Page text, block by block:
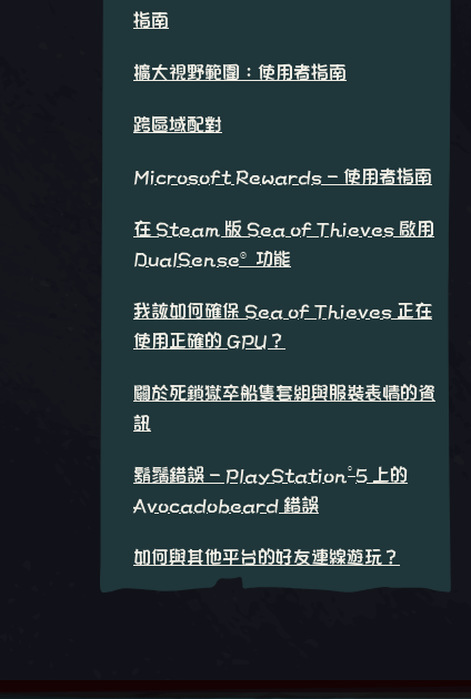
指南
擴大視野範圍：使用者指南
跨區域配對
Microsoft Rewards - 使用者指南
在 Steam 版 Sea of Thieves 啟用
DualSense® 功能
我該如何確保 Sea of Thieves 正在
使用正確的 GPU？
關於死鎖獄卒船隻套組與服裝表情的資
訊
鬍鬚錯誤 - PlayStation ® 5 上的
Avocadobeard 錯誤
如何與其他平台的好友連線遊玩？